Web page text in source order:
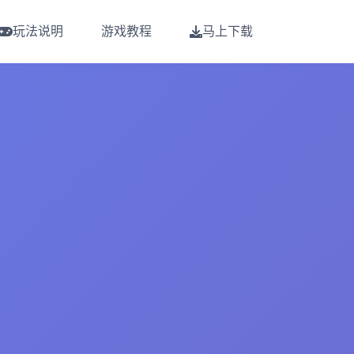
玩法说明 游戏教程 马上下载